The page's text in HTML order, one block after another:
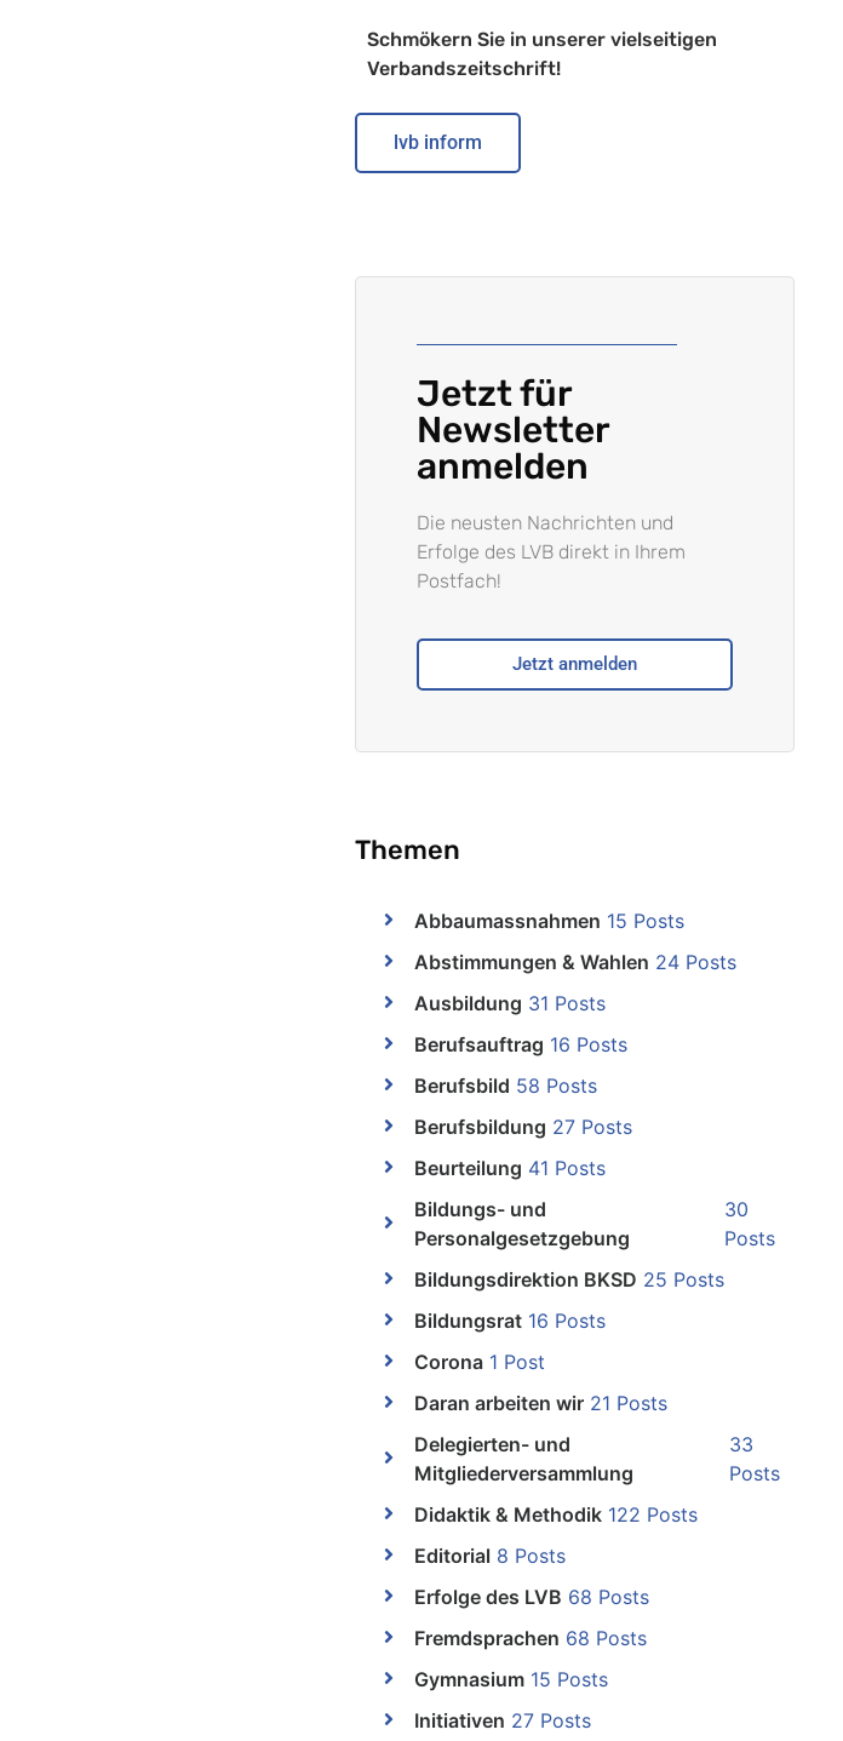
Schmökern Sie in unserer vielseitigen
Verbandszeitschrift!
lvb inform
Jetzt für
Newsletter
anmelden
Die neusten Nachrichten und
Erfolge des LVB direkt in Ihrem
Postfach!
Jetzt anmelden
Themen
Abbaumassnahmen 15 Posts
Abstimmungen & Wahlen 24 Posts
Ausbildung 31 Posts
Berufsauftrag 16 Posts
Berufsbild 58 Posts
Berufsbildung 27 Posts
Beurteilung 41 Posts
Bildungs- und
Personalgesetzgebung
30
Posts
Bildungsdirektion BKSD 25 Posts
Bildungsrat 16 Posts
Corona 1 Post
Daran arbeiten wir 21 Posts
Delegierten- und
Mitgliederversammlung
33
Posts
Didaktik & Methodik 122 Posts
Editorial 8 Posts
Erfolge des LVB 68 Posts
Fremdsprachen 68 Posts
Gymnasium 15 Posts
Initiativen 27 Posts